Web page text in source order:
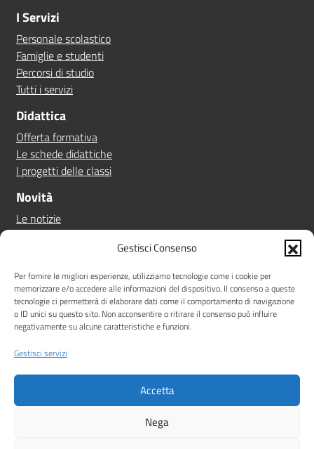
Gestisci Consenso
Per fornire le migliori esperienze, utilizziamo tecnologie come i cookie per
memorizzare e/o accedere alle informazioni del dispositivo. Il consenso a queste
tecnologie ci permetterà di elaborare dati come il comportamento di navigazione
o ID unici su questo sito. Non acconsentire o ritirare il consenso può influire
negativamente su alcune caratteristiche e funzioni.
Gestisci servizi
Accetta
Nega
I Servizi
Personale scolastico
Famiglie e studenti
Percorsi di studio
Tutti i servizi
Didattica
Offerta formativa
Le schede didattiche
I progetti delle classi
Novità
Le notizie
Le circolari
Albo online
Pn 21/27
Ptof
Iscrizioni
Sicurezza
Amministrazione TrasparenteAlbo onlinePrivacy Policy
Dichiarazione di accessibilità